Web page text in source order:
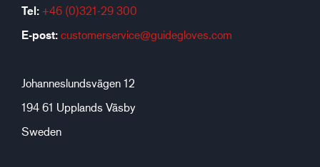
Tel: +46 (0)321-29 300
E-post: customerservice@guidegloves.com
Johanneslundsvägen 12
194 61 Upplands Väsby
Sweden